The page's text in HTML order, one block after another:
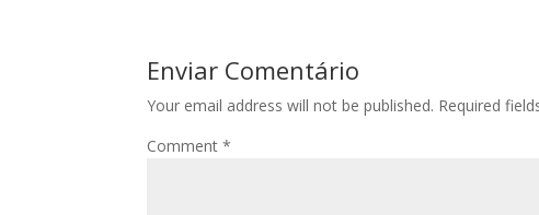
Enviar Comentário
Your email address will not be published. Required
Comment*